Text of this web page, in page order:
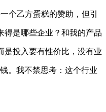
个乙方蛋糕的赞助，但引
得是哪些企业？和我的产品
是投入要有性价比，没有业
。我不禁思考：这个行业